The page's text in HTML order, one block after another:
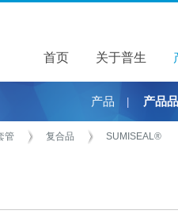
首页 关于普生
关于普生
产品 产品
管 复合品 SUMISEAL®